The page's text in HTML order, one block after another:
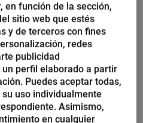
Core Innovation
más personalizable
y el gaming
con su capacidad para
de cada usuario, son el
en función de la sección,
sitio web que estés
y de terceros con fines
redes
publicidad
perfil elaborado a partir
Puedes aceptar todas,
uso individualmente
Asimismo,
en cualquier